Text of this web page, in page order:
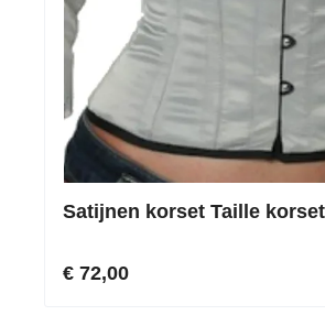
Satijnen korset Taille
€ 72,00